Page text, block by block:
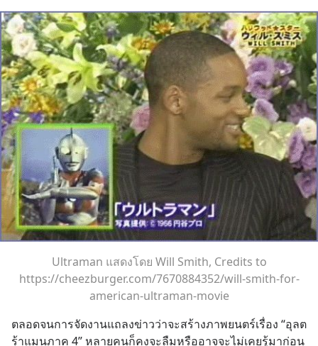
Ultraman แสดงโดย Will Smith, Credits to
https://cheezburger.com/7670884352/will-smith-for-
american-ultraman-movie
ตลอดจนการจัดงานแถลงข่าวว่าจะสร้างภาพยนตร์เรื่อง “อุลต
ร้าแมนภาค 4” หลายคนก็คงจะลืมหรืออาจจะไม่เคยรู้มาก่อน